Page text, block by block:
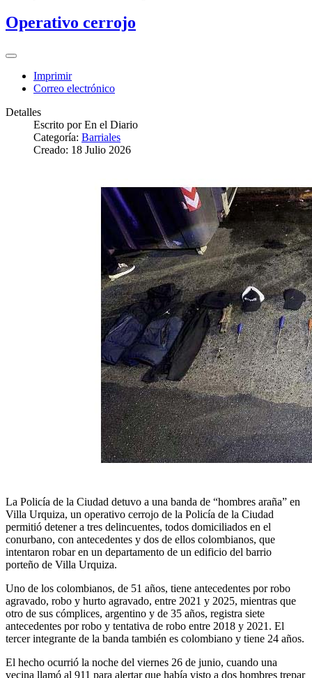
Operativo cerrojo
Imprimir
Correo electrónico
Detalles
Escrito porEn el Diario
Categoría: Barriales
Creado: 18 Julio 2026
La Policía de la Ciudad detuvo a una banda de “hombres araña” en
Villa Urquiza, un operativo cerrojo de la Policía de la Ciudad
permitió detener a tres delincuentes, todos domiciliados en el
conurbano, con antecedentes y dos de ellos colombianos, que
intentaron robar en un departamento de un edificio del barrio
porteño de Villa Urquiza.
Uno de los colombianos, de 51 años, tiene antecedentes por robo
agravado, robo y hurto agravado, entre 2021 y 2025, mientras que
otro de sus cómplices, argentino y de 35 años, registra siete
antecedentes por robo y tentativa de robo entre 2018 y 2021. El
tercer integrante de la banda también es colombiano y tiene 24 años.
El hecho ocurrió la noche del viernes 26 de junio, cuando una
vecina llamó al 911 para alertar que había visto a dos hombres trepar